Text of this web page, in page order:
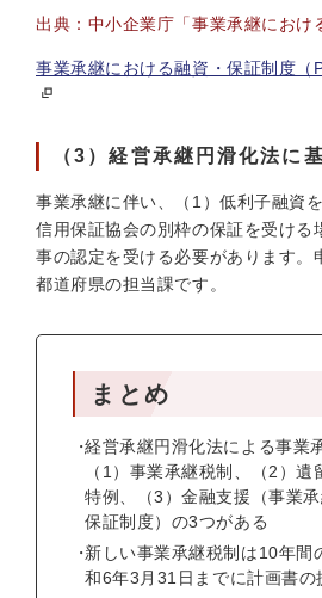
出典：中小企業庁「事業承継におけ
事業承継における融資・保証制度（
（3）経営承継円滑化法に
事業承継に伴い、（1）低利子融資
信用保証協会の別枠の保証を受ける
事の認定を受ける必要があります。
都道府県の担当課です。
まとめ
経営承継円滑化法による事業
（1）事業承継税制、（2）
特例、（3）金融支援（事業
保証制度）の3つがある
新しい事業承継税制は10年間
和6年3月31日までに計画書の